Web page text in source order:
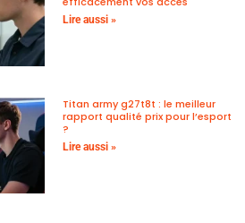
Lire aussi »
Titan army g27t8t : le meilleur
rapport qualité prix pour l’esport
?
Lire aussi »